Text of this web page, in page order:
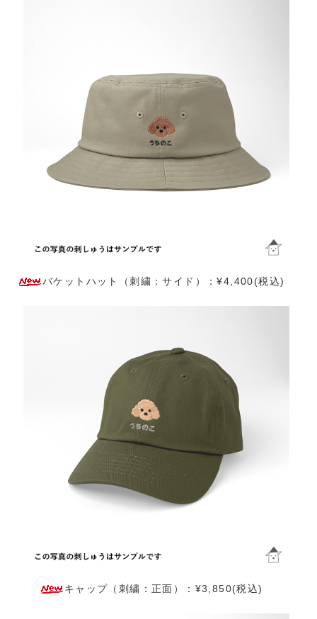
バケットハット（刺繍：サイド）：¥4,400(税込)
キャップ（刺繍：正面）：¥3,850(税込)